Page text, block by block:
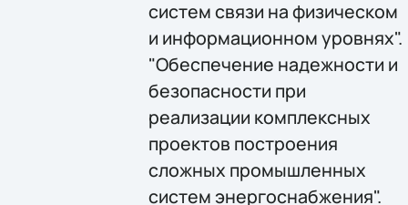
систем связи на физическом
и информационном уровнях".
"Обеспечение надежности и
безопасности при
реализации комплексных
проектов построения
сложных промышленных
систем энергоснабжения".